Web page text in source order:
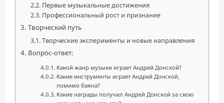
Первые музыкальные достижения
Профессиональный рост и признание
Творческий путь
Творческие эксперименты и новые направления
Вопрос-ответ:
Какой жанр музыки играет Андрей Донской?
Какие инструменты играет Андрей Донской,
помимо баяна?
Какие награды получил Андрей Донской за свою